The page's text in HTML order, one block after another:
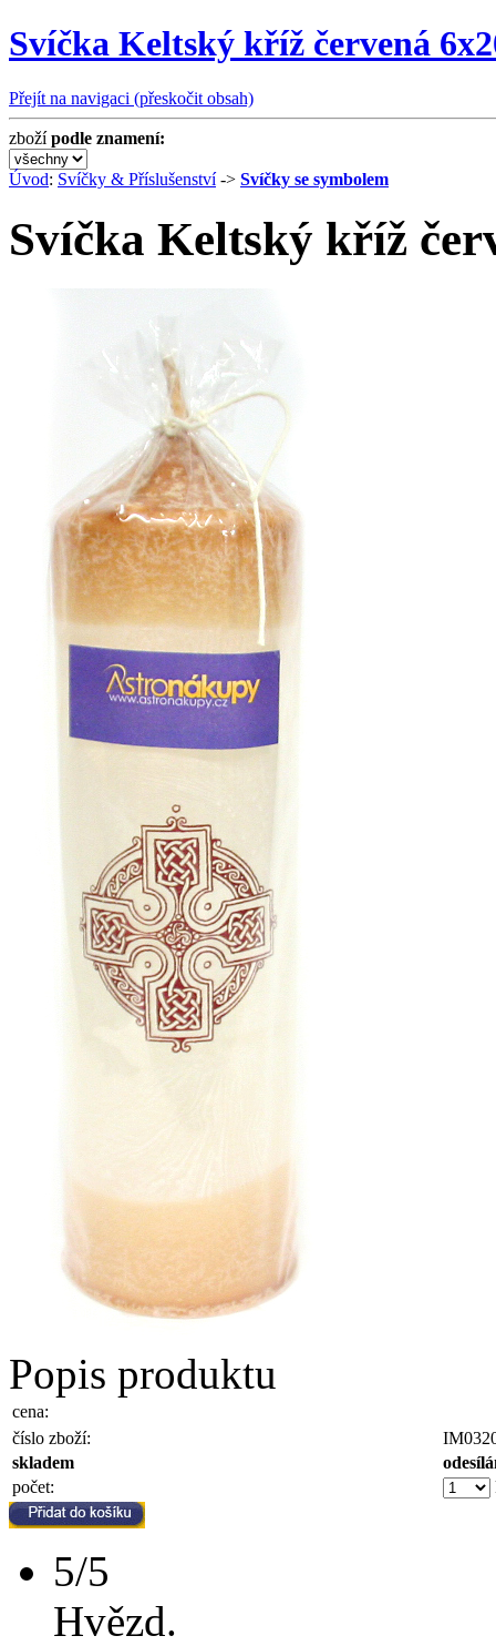
Svíčka Keltský kříž červená
Přejít na navigaci (přeskočit obsah)
zbožípodle znamení:
Úvod: Svíčky & Příslušenství-> Svíčky se symbolem
Svíčka Keltský kříž
Popis produktu
cena:
číslo zboží:
skladem
počet:
5/5
Hvězd.